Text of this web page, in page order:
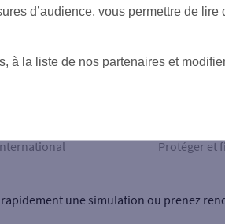
dédiés aux professionnels
une simulation ou prenez
Protéger et
d’audience, vous permettre de lire
à la liste de nos partenaires et